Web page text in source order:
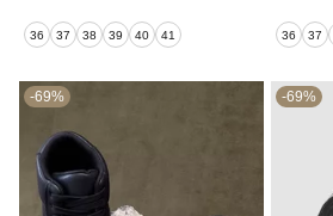
36 37 38 39 40 41 36 37
-69% -69%